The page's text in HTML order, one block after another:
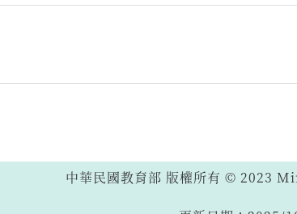
中華民國教育部 版權所有 © 2023